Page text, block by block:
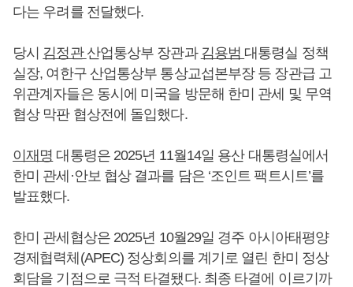
다는 우려를 전달했다.
당시 김정관 산업통상부 장관과 김용범 대통령실 정책
실장, 여한구 산업통상부 통상교섭본부장 등 장관급 고
위관계자들은 동시에 미국을 방문해 한미 관세 및 무역
협상 막판 협상전에 돌입했다.
이재명 대통령은 2025년 11월14일 용산 대통령실에서
한미 관세·안보 협상 결과를 담은 ‘조인트 팩트시트’를
발표했다.
한미 관세협상은 2025년 10월29일 경주 아시아태평양
경제협력체(APEC) 정상회의를 계기로 열린 한미 정상
회담을 기점으로 극적 타결됐다. 최종 타결에 이르기까